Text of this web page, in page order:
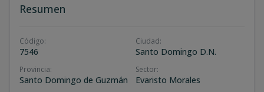
Resumen
Código:
7546
Ciudad:
Santo Domingo D.N.
Provincia:
Santo Domingo de Guzmán
Sector:
Evaristo Morales